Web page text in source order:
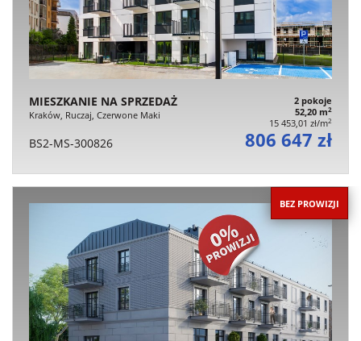
MIESZKANIE NA SPRZEDAŻ
Kraków, Ruczaj, Czerwone Maki
2 pokoje
52,20 m2
15 453,01 zł/m2
BS2-MS-300826 806 647 zł
BEZ PROWIZJI